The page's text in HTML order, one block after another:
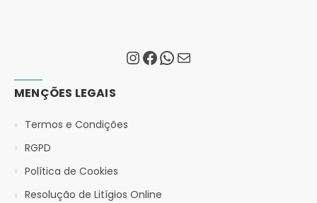
MENÇÕES LEGAIS
Termos e Condições
RGPD
Política de Cookies
Resolução de Litígios Online